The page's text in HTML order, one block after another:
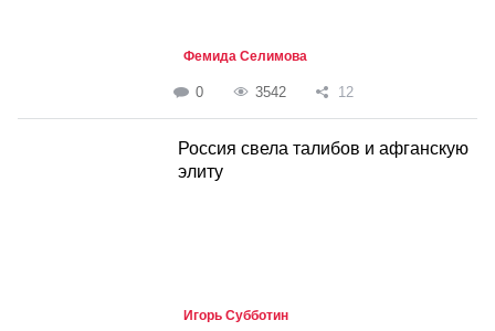
Фемида Селимова
0 3542 12
Россия свела талибов и афганскую
элиту
Игорь Субботин